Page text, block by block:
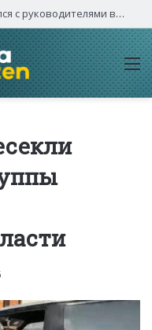
Касым-Жомарт Токаев встретился с руководителями высокотехнологичных компаний Китая